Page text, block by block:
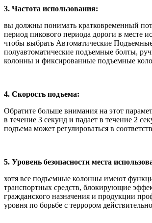
3. Частота использования:
вы должны понимать кратковременный
период пикового периода дороги в месте
чтобы выбрать Автоматические
полуавтоматические подъемные болты,
колонны и фиксированные подъемные
4. Скорость подъема:
Обратите больше внимания на этот
в течение 3 секунд и падает в течение 2
подъема может регулироваться в
5. Уровень безопасности места
хотя все подъемные колонны имеют
транспортных средств, блокирующие
гражданского назначения и продукции
уровня по борьбе с террором